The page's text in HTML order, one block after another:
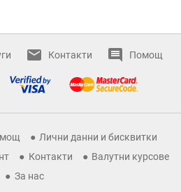
Контакти Помощ
Лични данни и бисквитки
Контакти
Валутни курсове
За нас